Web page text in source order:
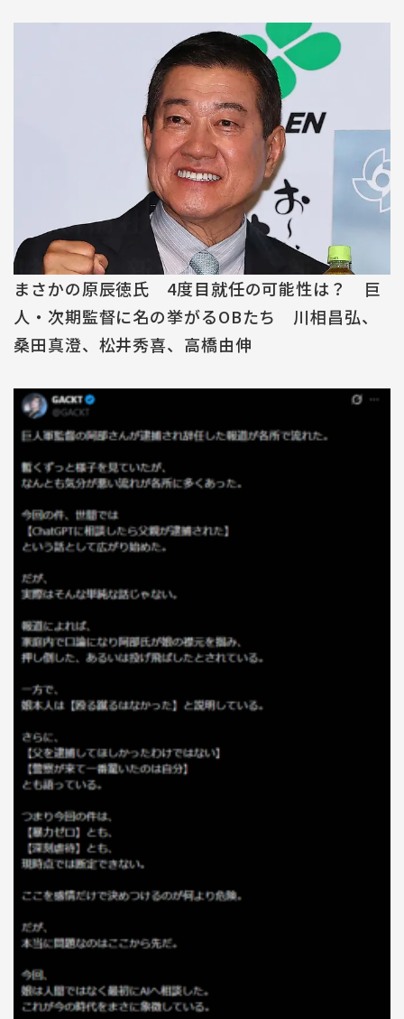
まさかの原辰徳氏 4度目就任の可能性は？ 巨
人・次期監督に名の挙がるOBたち 川相昌弘、
桑田真澄、松井秀喜、高橋由伸